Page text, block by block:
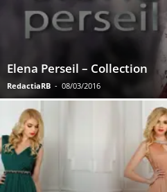
Elena Perseil – Collection
RedactiaRB - 08/03/2016